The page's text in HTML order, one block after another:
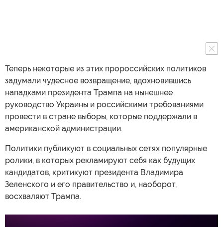
Теперь некоторые из этих пророссийских политиков
задумали чудесное возвращение, вдохновившись
нападками президента Трампа на нынешнее
руководство Украины и российскими требованиями
провести в стране выборы, которые поддержали в
американской администрации.
Политики публикуют в социальных сетях популярные
ролики, в которых рекламируют себя как будущих
кандидатов, критикуют президента Владимира
Зеленского и его правительство и, наоборот,
восхваляют Трампа.